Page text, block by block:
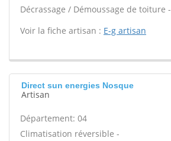
Décrassage / Démoussage de toiture -
Voir la fiche artisan : E-g artisan
Direct sun energies Nosque
Artisan
Département: 04
Climatisation réversible -